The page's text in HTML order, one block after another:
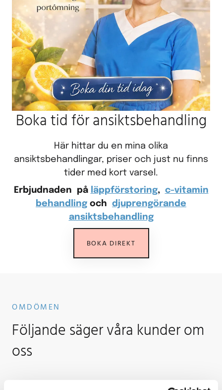
Boka tid för ansiktsbehandling
Här hittar du en mina olika
ansiktsbehandlingar, priser och just nu finns
tider med kort varsel.
Erbjudnaden på läppförstoring, c-vitamin
behandling och djuprengörande
ansiktsbehandling
BOKA DIREKT
OMDÖMEN
Följande säger våra kunder om
oss